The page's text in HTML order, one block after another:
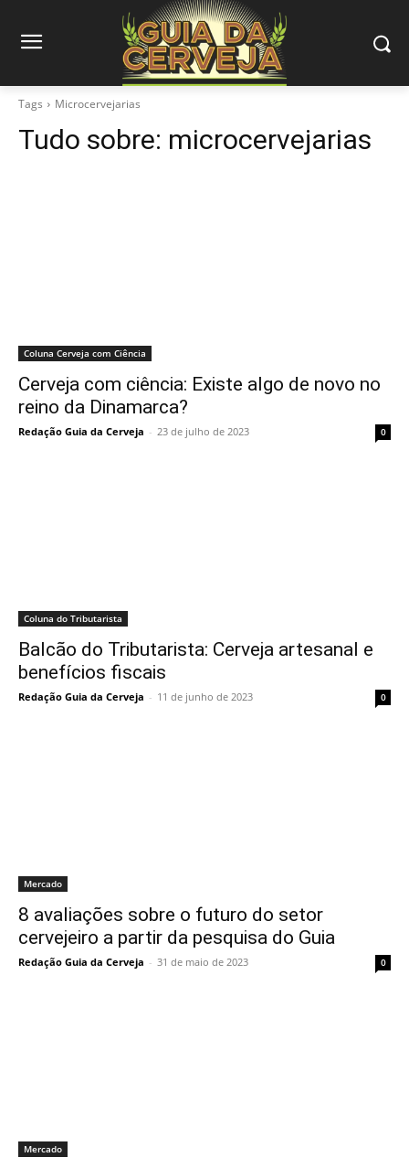
Tags Microcervejarias
Tudo sobre: microcervejarias
Coluna Cerveja com Ciência
Cerveja com ciência: Existe algo de novo no
reino da Dinamarca?
Redação Guia da Cerveja - 23 de julho de 2023 0
Coluna do Tributarista
Balcão do Tributarista: Cerveja artesanal e
benefícios fiscais
Redação Guia da Cerveja - 11 de junho de 2023 0
Mercado
8 avaliações sobre o futuro do setor
cervejeiro a partir da pesquisa do Guia
Redação Guia da Cerveja - 31 de maio de 2023 0
Mercado